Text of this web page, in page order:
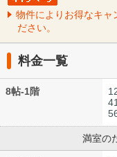
物件によりお得なキャ
ださい。
料金一覧
8帖-1階
満室の